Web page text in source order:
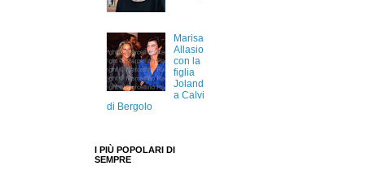
Marisa
Allasio
con la
figlia
Joland
a Calvi
di Bergolo
I PIÙ POPOLARI DI
SEMPRE